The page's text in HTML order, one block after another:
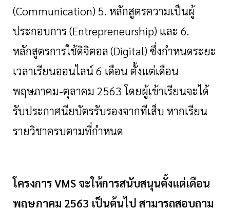
(Communication) 5. หลักสูตรความเป็นผู้
ประกอบการ (Entrepreneurship) และ 6.
หลักสูตรการใช้ดิจิตอล(Digital) ซึ่งกำหนดระยะ
เวลาเรียนออนไลน์ 6 เดือน ตั้งแต่เดือน
พฤษภาคม-ตุลาคม 2563 โดยผู้เข้าเรียนจะได้
รับประกาศนียบัตรรับรองจากทีเส็บ หากเรียน
รายวิชาครบตามที่กำหนด
โครงการVMS จะให้การสนับสนุนตั้งแต่เดือน
พฤษภาคม 2563 เป็นต้นไป สามารถสอบถาม